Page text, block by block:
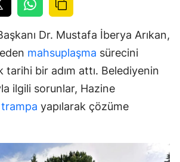
Dr. Mustafa İberya Arıkan,
mahsuplaşma sürecini
tarihi bir adım attı. Belediyenin
ilgili sorunlar, Hazine
trampa yapılarak çözüme